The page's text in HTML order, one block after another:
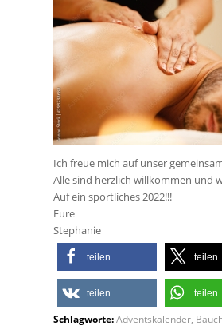
Ich freue mich auf unser
Alle sind herzlich willkommen und
Auf ein sportliches 2022!!!
Eure
Stephanie
teilen teilen
teilen teilen
Schlagworte:Adventskalender